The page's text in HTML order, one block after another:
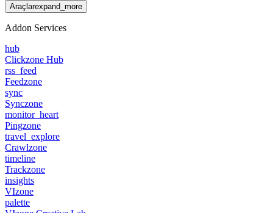
Araçlarexpand_more
Addon Services
hub
Clickzone Hub
rss_feed
Feedzone
sync
Synczone
monitor_heart
Pingzone
travel_explore
Crawlzone
timeline
Trackzone
insights
VIzone
palette